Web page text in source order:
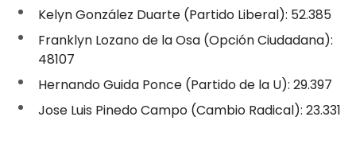
Kelyn González Duarte (Partido Liberal): 52.385
Franklyn Lozano de la Osa (Opción Ciudadana):
48107
Hernando Guida Ponce (Partido de la U): 29.397
Jose Luis Pinedo Campo (Cambio Radical): 23.331